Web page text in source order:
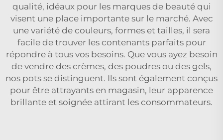
qualité, idéaux pour les marques de beauté qui
visent une place importante sur le marché. Avec
une variété de couleurs, formes et tailles, il sera
facile de trouver les contenants parfaits pour
répondre à tous vos besoins. Que vous ayez besoin
de vendre des crèmes, des poudres ou des gels,
nos pots se distinguent. Ils sont également conçus
pour être attrayants en magasin, leur apparence
brillante et soignée attirant les consommateurs.